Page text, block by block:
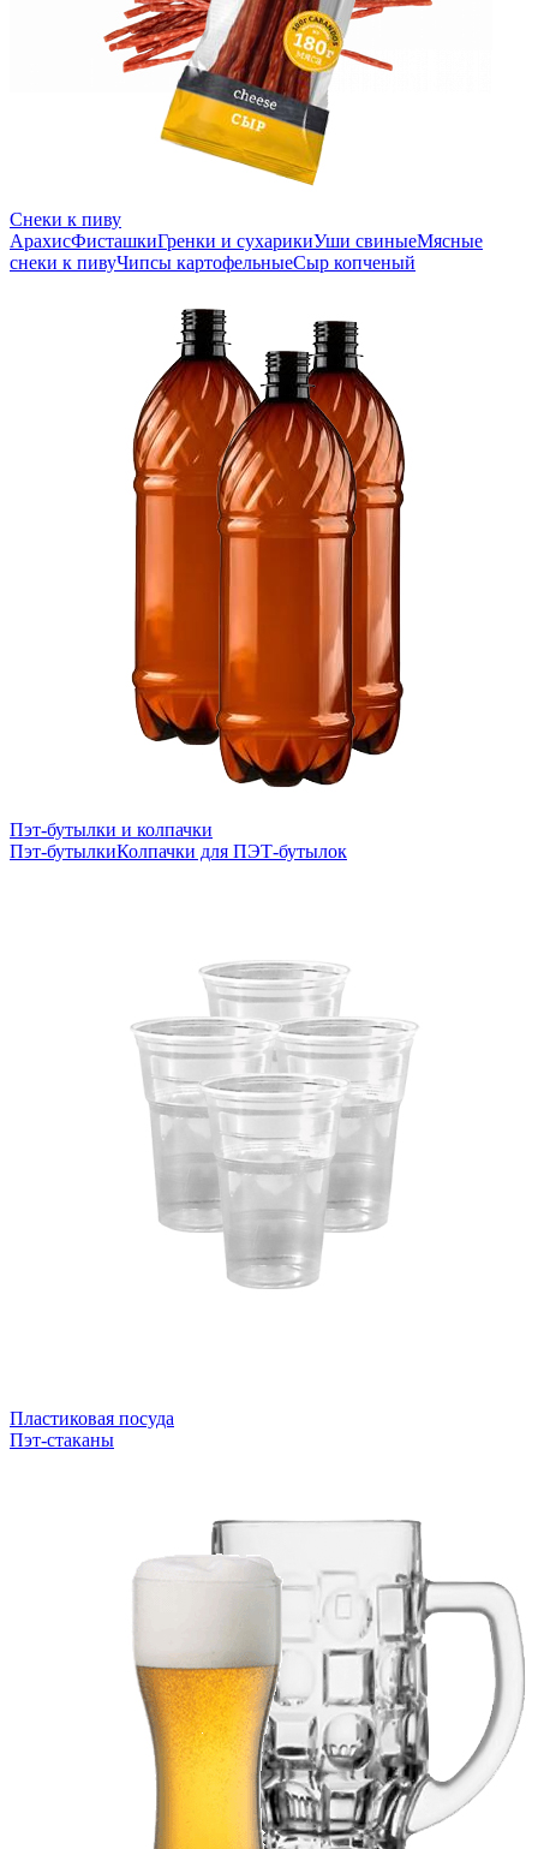
Снеки к пиву
АрахисФисташкиГренки и сухарикиУши свиныеМясные
снеки к пивуЧипсы картофельныеСыр копченый
Пэт-бутылки и колпачки
Пэт-бутылкиКолпачки для ПЭТ-бутылок
Пластиковая посуда
Пэт-стаканы